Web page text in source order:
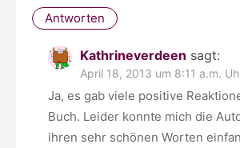
Antworten
Kathrineverdeen sagt:
April 18, 2013 um 8:11 a.m.
Ja, es gab viele positive
Buch. Leider konnte mich die
ihren sehr schönen Worten